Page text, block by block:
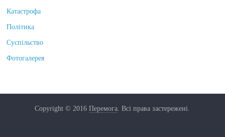
Катастрофа
Політика
Суспільство
Фотогалерея
Copyright © 2016Перемога . Всі права застережені.